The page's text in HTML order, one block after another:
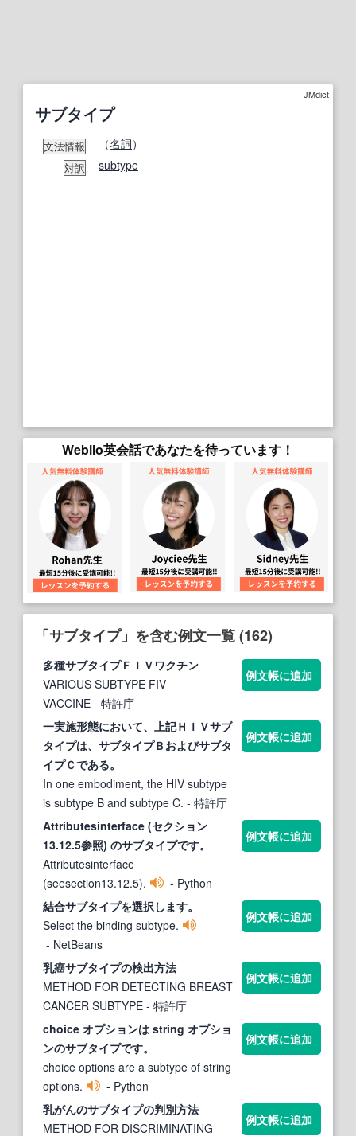
JMdict
サブタイプ
文法情報 （名詞）
対訳 subtype
Weblio英会話であなたを待っています！
「サブタイプ」を含む例文一覧 (162)
多種サブタイプＦＩＶワクチン
VARIOUS SUBTYPE FIV
VACCINE - 特許庁
例文帳に追加
一実施形態において、上記ＨＩＶサブ
タイプは、 サブタイプＢおよびサブタ
イプＣである。
In one embodiment, the HIV subtype
is subtype B and subtype C. - 特許庁
例文帳に追加
Attributesinterface (セクション
13.12.5参照) のサブタイプです。
Attributesinterface
(seesection13.12.5).
- Python
例文帳に追加
結合サブタイプを選択します。
Select the binding subtype.
- NetBeans
例文帳に追加
乳癌サブタイプの検出方法
METHOD FOR DETECTING BREAST
CANCER SUBTYPE - 特許庁
例文帳に追加
choice オプションは string オプショ
ンのサブタイプです。
choice options are a subtype of string
options.
- Python
例文帳に追加
乳がんのサブタイプの判別方法
METHOD FOR DISCRIMINATING
例文帳に追加